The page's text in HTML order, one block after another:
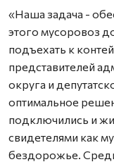
«Наша задача -
этого мусоровоз
подъехать к
представителей
округа и
оптимальное
подключились и
свидетелями как
бездорожье.